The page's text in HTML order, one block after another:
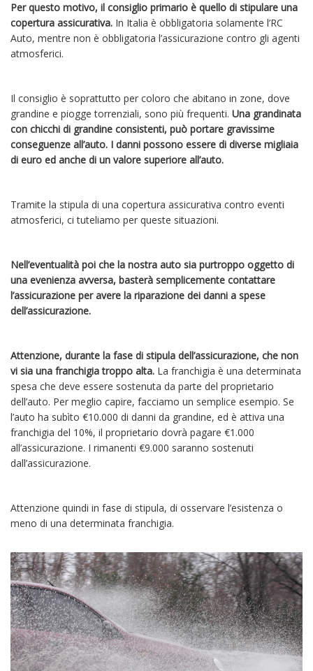
Per questo motivo, il consiglio primario è quello di stipulare una
copertura assicurativa. In Italia è obbligatoria solamente l’RC
Auto, mentre non è obbligatoria l’assicurazione contro gli agenti
atmosferici.
Il consiglio è soprattutto per coloro che abitano in zone, dove
grandine e piogge torrenziali, sono più frequenti. Una grandinata
con chicchi di grandine consistenti, può portare gravissime
conseguenze all’auto. I danni possono essere di diverse migliaia
di euro ed anche di un valore superiore all’auto.
Tramite la stipula di una copertura assicurativa contro eventi
atmosferici, ci tuteliamo per queste situazioni.
Nell’eventualità poi che la nostra auto sia purtroppo oggetto di
una evenienza avversa, basterà semplicemente contattare
l’assicurazione per avere la riparazione dei danni a spese
dell’assicurazione.
Attenzione, durante la fase di stipula dell’assicurazione, che non
vi sia una franchigia troppo alta. La franchigia è una determinata
spesa che deve essere sostenuta da parte del proprietario
dell’auto. Per meglio capire, facciamo un semplice esempio. Se
l’auto ha subìto €10.000 di danni da grandine, ed è attiva una
franchigia del 10%, il proprietario dovrà pagare €1.000
all’assicurazione. I rimanenti €9.000 saranno sostenuti
dall’assicurazione.
Attenzione quindi in fase di stipula, di osservare l’esistenza o
meno di una determinata franchigia.